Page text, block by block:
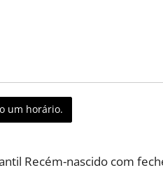
um horário.
Recém-nascido com